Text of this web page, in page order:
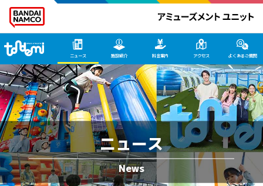
ニュース 施設紹介 料金案内 アクセス よくあるご質問
ニュース